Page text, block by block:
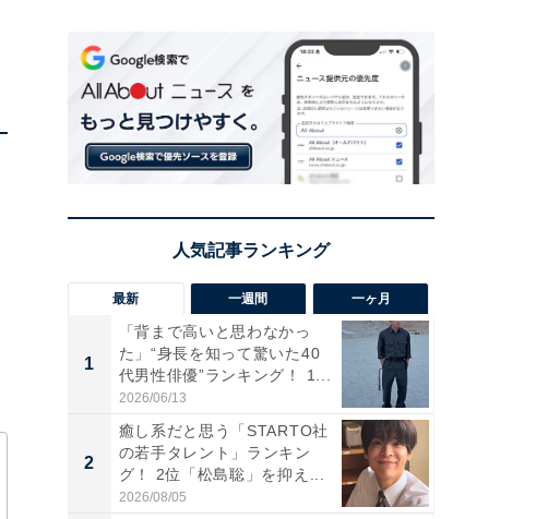
最新 一週間 一ヶ月
1
「背まで高いと思わなかっ
た」“身長を知って驚いた40
代男性俳優”ランキング！ 1...
2026/06/13
2
癒し系だと思う「STARTO社
の若手タレント」ランキン
グ！ 2位「松島聡」を抑え...
2026/08/05